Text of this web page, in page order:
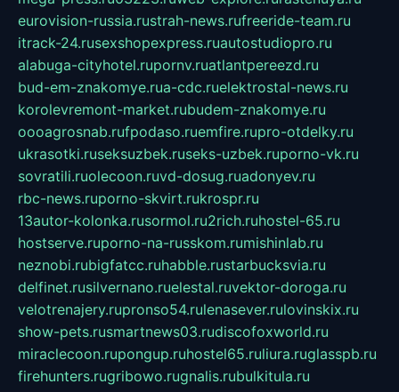
eurovision-russia.rustrah-news.rufreeride-team.ru
itrack-24.rusexshopexpress.ruautostudiopro.ru
alabuga-cityhotel.rupornv.ruatlantpereezd.ru
bud-em-znakomye.rua-cdc.ruelektrostal-news.ru
korolevremont-market.rubudem-znakomye.ru
oooagrosnab.rufpodaso.ruemfire.rupro-otdelky.ru
ukrasotki.ruseksuzbek.ruseks-uzbek.ruporno-vk.ru
sovratili.ruolecoon.ruvd-dosug.ruadonyev.ru
rbc-news.ruporno-skvirt.rukrospr.ru
13autor-kolonka.rusormol.ru2rich.ruhostel-65.ru
hostserve.ruporno-na-russkom.rumishinlab.ru
neznobi.rubigfatcc.ruhabble.rustarbucksvia.ru
delfinet.rusilvernano.ruelestal.ruvektor-doroga.ru
velotrenajery.rupronso54.rulenasever.rulovinskix.ru
show-pets.rusmartnews03.rudiscofoxworld.ru
miraclecoon.rupongup.ruhostel65.ruliura.ruglasspb.ru
firehunters.rugribowo.rugnalis.rubulkitula.ru